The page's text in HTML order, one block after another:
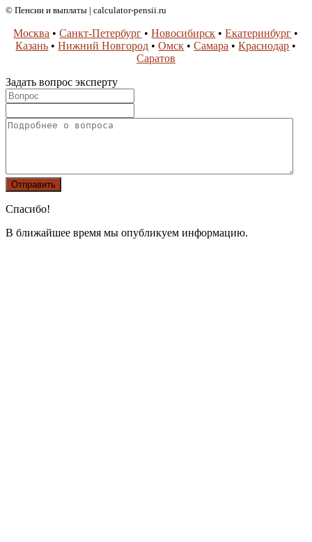
© Пенсии и выплаты | calculator-pensii.ru
Москва •Санкт-Петербург •Новосибирск •Екатеринбург •
Казань •Нижний Новгород •Омск •Самара •Краснодар •
Саратов
Задать вопрос эксперту
Спасибо!
В ближайшее время мы опубликуем информацию.